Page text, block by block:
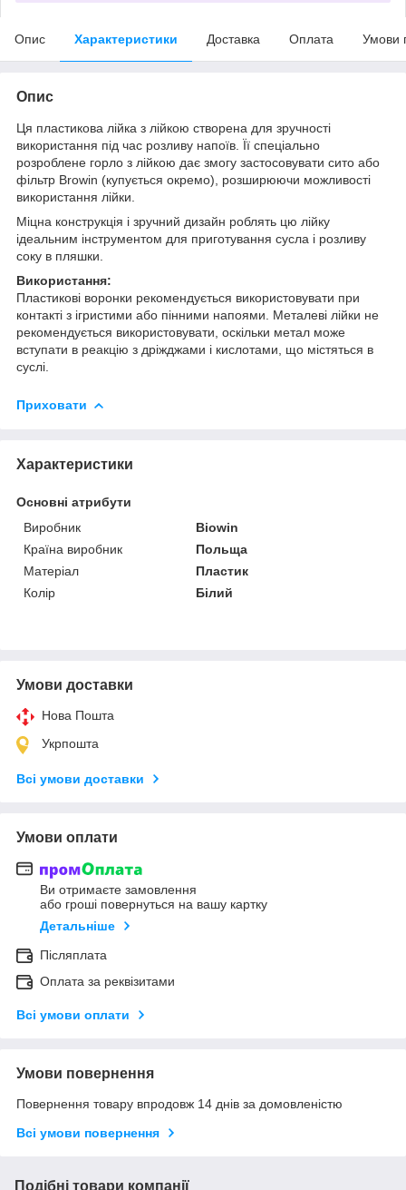
Опис Характеристики Доставка Оплата Умови
Опис
Ця пластикова лійка з лійкою створена для зручності
використання під час розливу напоїв. Її спеціально
розроблене горло з лійкою дає змогу застосовувати сито або
фільтр Browin (купується окремо), розширюючи можливості
використання лійки.
Міцна конструкція і зручний дизайн роблять цю лійку
ідеальним інструментом для приготування сусла і розливу
соку в пляшки.
Використання:
Пластикові воронки рекомендується використовувати при
контакті з ігристими або пінними напоями. Металеві лійки не
рекомендується використовувати, оскільки метал може
вступати в реакцію з дріжджами і кислотами, що містяться в
суслі.
Приховати
Характеристики
Основні атрибути
Виробник
Biowin
Країна виробник
Польща
Матеріал
Пластик
Колір
Білий
Умови доставки
Нова Пошта
Укрпошта
Всі умови доставки
Умови оплати
Ви отримаєте замовлення
або гроші повернуться на вашу картку
Детальніше
Післяплата
Оплата за реквізитами
Всі умови оплати
Умови повернення
Повернення товару впродовж 14 днів за домовленістю
Всі умови повернення
Подібні товари компанії